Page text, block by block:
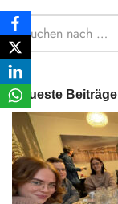
Neueste Beiträge